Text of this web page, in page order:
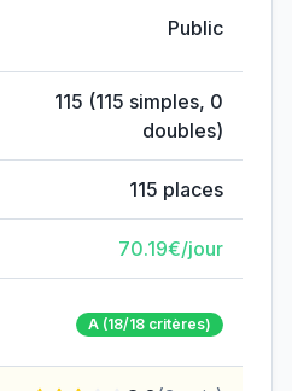
Public
115 (115 simples, 0
doubles)
115 places
70.19€/jour
A (18/18 critères)